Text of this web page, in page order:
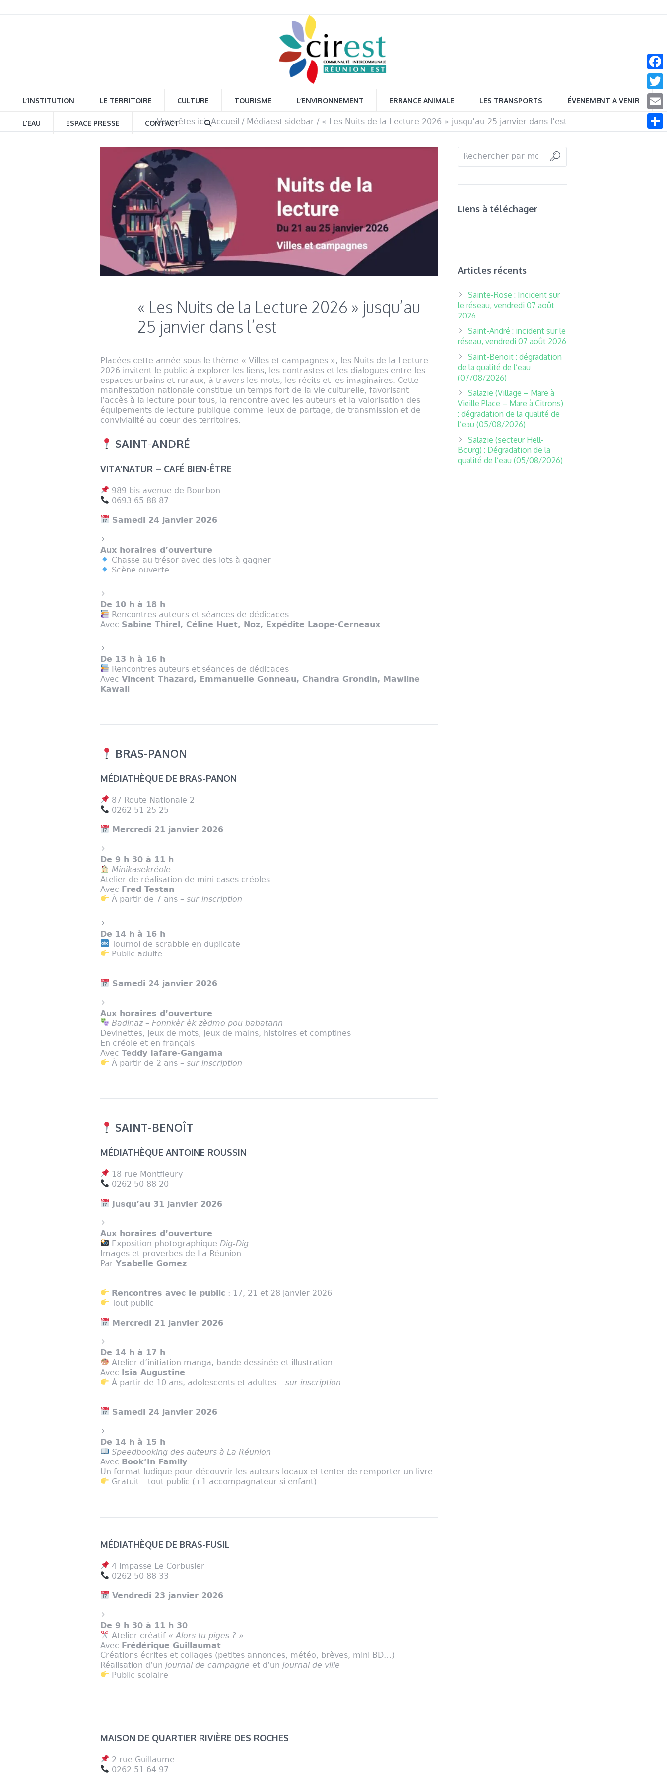
L’INSTITUTION LE TERRITOIRE CULTURE TOURISME L’ENVIRONNEMENT ERRANCE ANIMALE LES TRANSPORTS ÉVENEMENT A VENIR
L’EAU ESPACE PRESSE CONTACT
Vous êtes ici: Accueil / Médiaest sidebar / « Les Nuits de la Lecture 2026 » jusqu’au 25 janvier dans l’est
« Les Nuits de la Lecture 2026 » jusqu’au
25 janvier dans l’est
Placées cette année sous le thème « Villes et campagnes », les Nuits de la Lecture
2026 invitent le public à explorer les liens, les contrastes et les dialogues entre les
espaces urbains et ruraux, à travers les mots, les récits et les imaginaires. Cette
manifestation nationale constitue un temps fort de la vie culturelle, favorisant
l’accès à la lecture pour tous, la rencontre avec les auteurs et la valorisation des
équipements de lecture publique comme lieux de partage, de transmission et de
convivialité au cœur des territoires.
SAINT-ANDRÉ
VITA’NATUR – CAFÉ BIEN-ÊTRE
989 bis avenue de Bourbon
0693 65 88 87
Samedi 24 janvier 2026
Aux horaires d’ouverture
Chasse au trésor avec des lots à gagner
Scène ouverte
De 10 h à 18 h
Rencontres auteurs et séances de dédicaces
Avec Sabine Thirel, Céline Huet, Noz, Expédite Laope-Cerneaux
De 13 h à 16 h
Rencontres auteurs et séances de dédicaces
Avec Vincent Thazard, Emmanuelle Gonneau, Chandra Grondin, Mawiine
Kawaii
BRAS-PANON
MÉDIATHÈQUE DE BRAS-PANON
87 Route Nationale 2
0262 51 25 25
Mercredi 21 janvier 2026
De 9 h 30 à 11 h
Minikasekréole
Atelier de réalisation de mini cases créoles
Avec Fred Testan
À partir de 7 ans –sur inscription
De 14 h à 16 h
Tournoi de scrabble en duplicate
Public adulte
Samedi 24 janvier 2026
Aux horaires d’ouverture
Badinaz – Fonnkèr èk zèdmo pou babatann
Devinettes, jeux de mots, jeux de mains, histoires et comptines
En créole et en français
Avec Teddy Iafare-Gangama
À partir de 2 ans –sur inscription
SAINT-BENOÎT
MÉDIATHÈQUE ANTOINE ROUSSIN
18 rue Montfleury
0262 50 88 20
Jusqu’au 31 janvier 2026
Aux horaires d’ouverture
Exposition photographiqueDig-Dig
Images et proverbes de La Réunion
Par Ysabelle Gomez
Rencontres avec le public : 17, 21 et 28 janvier 2026
Tout public
Mercredi 21 janvier 2026
De 14 h à 17 h
Atelier d’initiation manga, bande dessinée et illustration
Avec Isia Augustine
À partir de 10 ans, adolescents et adultes –sur inscription
Samedi 24 janvier 2026
De 14 h à 15 h
Speedbooking des auteurs à La Réunion
Avec Book’In Family
Un format ludique pour découvrir les auteurs locaux et tenter de remporter un livre
Gratuit – tout public (+1 accompagnateur si enfant)
MÉDIATHÈQUE DE BRAS-FUSIL
4 impasse Le Corbusier
0262 50 88 33
Vendredi 23 janvier 2026
De 9 h 30 à 11 h 30
Atelier créatif « Alors tu piges ? »
Avec Frédérique Guillaumat
Créations écrites et collages (petites annonces, météo, brèves, mini BD…)
Réalisation d’un journal de campagne et d’un journal de ville
Public scolaire
MAISON DE QUARTIER RIVIÈRE DES ROCHES
2 rue Guillaume
0262 51 64 97
Liens à téléchager
Articles récents
Sainte-Rose : Incident sur
le réseau, vendredi 07 août
2026
Saint-André : incident sur le
réseau, vendredi 07 août 2026
Saint-Benoit : dégradation
de la qualité de l’eau
(07/08/2026)
Salazie (Village – Mare à
Vieille Place – Mare à Citrons)
: dégradation de la qualité de
l’eau (05/08/2026)
Salazie (secteur Hell-
Bourg) : Dégradation de la
qualité de l’eau (05/08/2026)
Email